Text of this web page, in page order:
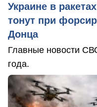
Украине в
тонут при
Донца
Главные новости
года.